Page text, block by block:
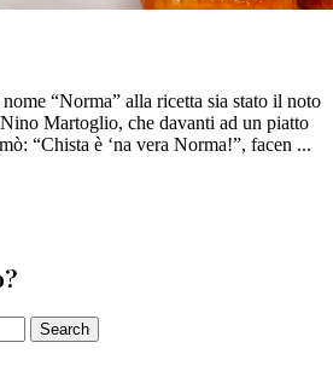
“Norma” alla ricetta sia stato il noto
Martoglio, che davanti ad un piatto
“Chista è ‘na vera Norma!”, facen ...